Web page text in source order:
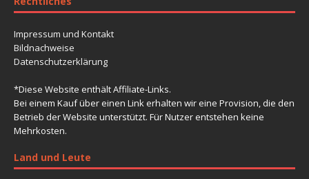
Impressum und Kontakt
Bildnachweise
Datenschutzerklärung
*Diese Website enthält Affiliate-Links.
Bei einem Kauf über einen Link erhalten wir eine Provision, die den
Betrieb der Website unterstützt. Für Nutzer entstehen keine
Mehrkosten.
Land und Leute